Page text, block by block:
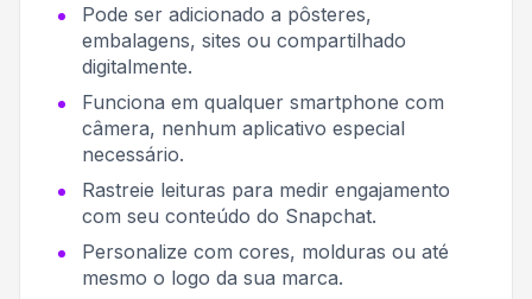
Pode ser adicionado a pôsteres,
embalagens, sites ou compartilhado
digitalmente.
Funciona em qualquer smartphone com
câmera, nenhum aplicativo especial
necessário.
Rastreie leituras para medir engajamento
com seu conteúdo do Snapchat.
Personalize com cores, molduras ou até
mesmo o logo da sua marca.